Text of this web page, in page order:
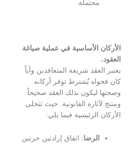
الأساسية في عملية صياغة
شريعة المتعاقدين وأياً
يُشترط توفر أركانه
بذلك العقد صحيحاً
القانونية. حيث تتجلى
فيما يلي:
: اتفاق إرادتين حرتين